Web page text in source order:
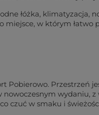
łóżka, klimatyzacja,
miejsce, w którym
Pobierowo. Przestrzeń
wydaniu,
czuć w smaku i